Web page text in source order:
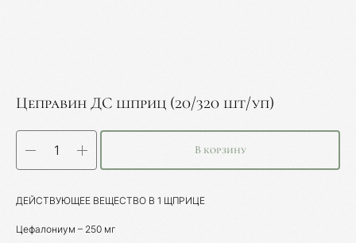
Цеправин ДС шприц (20/320 шт/уп)
В корзину
ДЕЙСТВУЮЩЕЕ ВЕЩЕСТВО В 1 ЩПРИЦЕ
Цефалониум – 250 мг